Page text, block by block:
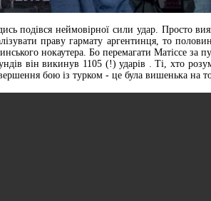
подівся неймовірної сили удар. Просто
праву гармату аргентинця, то
нокаутера. Бо перемагати Матіссе
він викинув 1105 (!) ударів . Ті, хто
бою із турком - це була вишенька на